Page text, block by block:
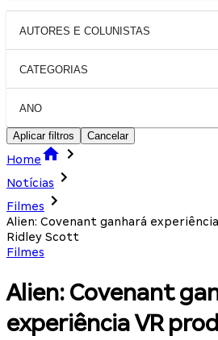
AUTORES E COLUNISTAS
CATEGORIAS
ANO
Aplicar filtros Cancelar
Home
Notícias
Filmes
Alien: Covenant ganhará
Ridley Scott
Filmes
Alien: Covenant
experiência VR